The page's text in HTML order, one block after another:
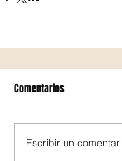
Comentarios
Escribir un